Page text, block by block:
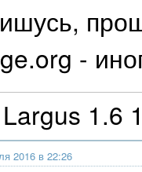
-
1.6
2016 в 22:26